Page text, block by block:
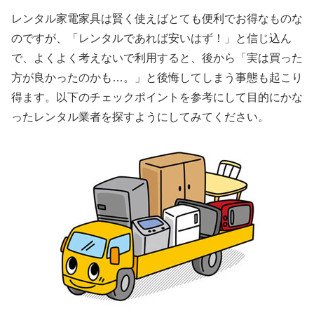
レンタル家電家具は賢く使えばとても便利でお得なものな
のですが、「レンタルであれば安いはず！」と信じ込ん
で、よくよく考えないで利用すると、後から「実は買った
方が良かったのかも…。」と後悔してしまう事態も起こり
得ます。以下のチェックポイントを参考にして目的にかな
ったレンタル業者を探すようにしてみてください。